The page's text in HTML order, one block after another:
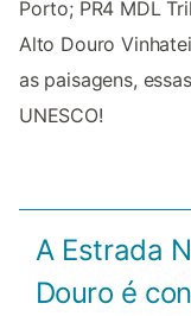
Porto; PR4 MDL
Alto Douro
as paisagens,
UNESCO!
A Estrada
Douro é